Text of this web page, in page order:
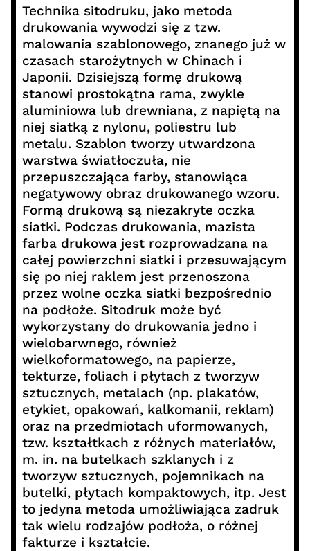
Technika sitodruku, jako metoda
drukowania wywodzi się z tzw.
malowania szablonowego, znanego już w
czasach starożytnych w Chinach i
Japonii. Dzisiejszą formę drukową
stanowi prostokątna rama, zwykle
aluminiowa lub drewniana, z napiętą na
niej siatką z nylonu, poliestru lub
metalu. Szablon tworzy utwardzona
warstwa światłoczuła, nie
przepuszczająca farby, stanowiąca
negatywowy obraz drukowanego wzoru.
Formą drukową są niezakryte oczka
siatki. Podczas drukowania, mazista
farba drukowa jest rozprowadzana na
całej powierzchni siatki i przesuwającym
się po niej raklem jest przenoszona
przez wolne oczka siatki bezpośrednio
na podłoże. Sitodruk może być
wykorzystany do drukowania jedno i
wielobarwnego, również
wielkoformatowego, na papierze,
tekturze, foliach i płytach z tworzyw
sztucznych, metalach (np. plakatów,
etykiet, opakowań, kalkomanii, reklam)
oraz na przedmiotach uformowanych,
tzw. kształtkach z różnych materiałów,
m. in. na butelkach szklanych i z
tworzyw sztucznych, pojemnikach na
butelki, płytach kompaktowych, itp. Jest
to jedyna metoda umożliwiająca zadruk
tak wielu rodzajów podłoża, o różnej
fakturze i kształcie.